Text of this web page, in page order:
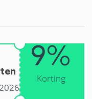
9%
Korting